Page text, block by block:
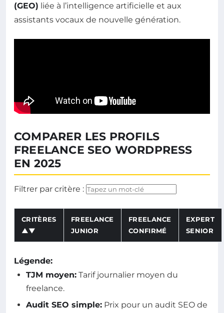
(GEO) liée à l’intelligence artificielle et aux
assistants vocaux de nouvelle génération.
COMPARER LES PROFILS
FREELANCE SEO WORDPRESS
EN 2025
Filtrer par critère :
CRITÈRES
▲▼
FREELANCE
JUNIOR
FREELANCE
CONFIRMÉ
EXPERT
SENIOR
Légende:
TJM moyen: Tarif journalier moyen du
freelance.
Audit SEO simple: Prix pour un audit SEO de